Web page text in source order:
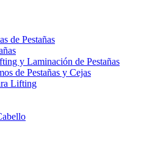
de Pestañas
y Laminación de Pestañas
de Pestañas y Cejas
Lifting